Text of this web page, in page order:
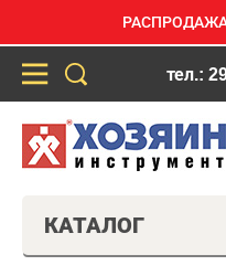
РАСПРОДАЖА
тел.:
КАТАЛОГ